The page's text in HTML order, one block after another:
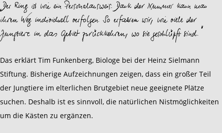
„Der Ring ist wie ein Personalausweis. Dank der Nummer kann man
ihren Weg individuell verfolgen. So erfahren wir, wie viele der
Jungtiere in das Gebiet zurückkehren, wo sie geschlüpft sind."
Das erklärt Tim Funkenberg, Biologe bei der Heinz Sielmann
Stiftung. Bisherige Aufzeichnungen zeigen, dass ein großer Teil
der Jungtiere im elterlichen Brutgebiet neue geeignete Plätze
suchen. Deshalb ist es sinnvoll, die natürlichen Nistmöglichkeiten
um die Kästen zu ergänzen.